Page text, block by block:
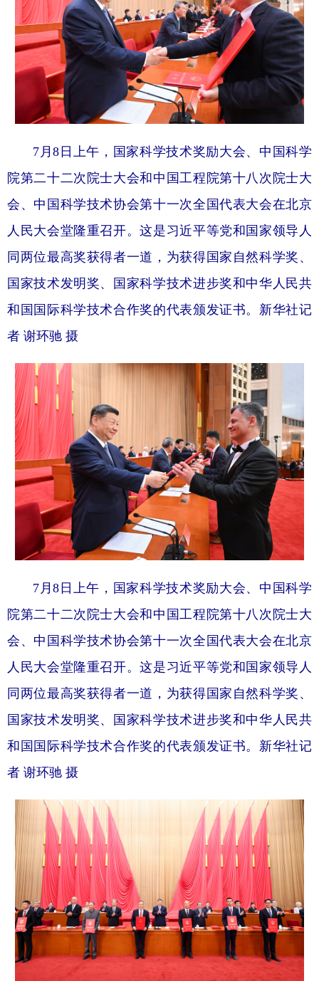
7月8日上午，国家科学技术奖励大会、中国科学
院第二十二次院士大会和中国工程院第十八次院士大
会、中国科学技术协会第十一次全国代表大会在北京
人民大会堂隆重召开。这是习近平等党和国家领导人
同两位最高奖获得者一道，为获得国家自然科学奖、
国家技术发明奖、国家科学技术进步奖和中华人民共
和国国际科学技术合作奖的代表颁发证书。新华社记
者 谢环驰 摄
7月8日上午，国家科学技术奖励大会、中国科学
院第二十二次院士大会和中国工程院第十八次院士大
会、中国科学技术协会第十一次全国代表大会在北京
人民大会堂隆重召开。这是习近平等党和国家领导人
同两位最高奖获得者一道，为获得国家自然科学奖、
国家技术发明奖、国家科学技术进步奖和中华人民共
和国国际科学技术合作奖的代表颁发证书。新华社记
者 谢环驰 摄